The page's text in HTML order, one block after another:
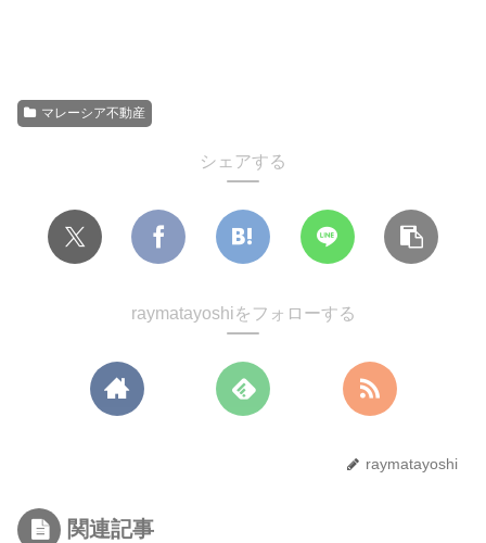
マレーシア不動産
シェアする
raymatayoshiをフォローする
raymatayoshi
関連記事